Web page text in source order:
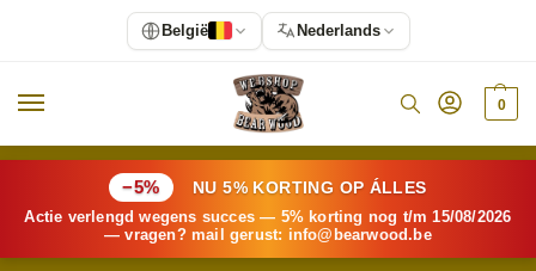
0
−5% NU 5% KORTING OP ÁLLES
Actie verlengd wegens succes — 5% korting nog t/m 15/08/2026
— vragen? mail gerust: info@ bearwood.be
België Nederlands